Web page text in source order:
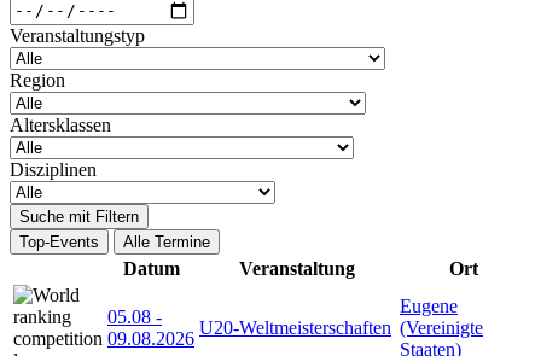
Veranstaltungstyp
Region
Altersklassen
Disziplinen
Suche mit Filtern
Top-Events
Alle Termine
Datum Veranstaltung Ort
05.08 -
09.08.2026
U20-Weltmeisterschaften
Eugene
(Vereinigte
Staaten)